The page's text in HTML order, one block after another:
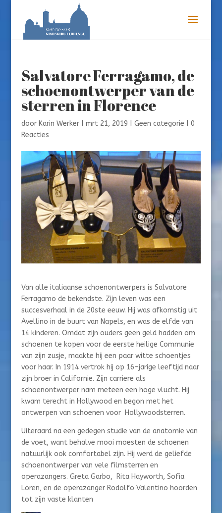
Salvatore Ferragamo, de
schoenontwerper van de
sterren in Florence
door Karin Werker| mrt 21, 2019 Geen categorie
0
Reacties
Van alle italiaanse schoenontwerpers is Salvatore
Ferragamo de bekendste. Zijn leven was een
succesverhaal in de 20ste eeuw. Hij was afkomstig uit
Avellino in de buurt van Napels, en was de elfde van
14 kinderen. Omdat zijn ouders geen geld hadden om
schoenen te kopen voor de eerste heilige Communie
van zijn zusje, maakte hij een paar witte schoentjes
voor haar. In 1914 vertrok hij op 16-jarige leeftijd naar
zijn broer in Californie. Zijn carriere als
schoenontwerper nam meteen een hoge vlucht. Hij
kwam terecht in Hollywood en begon met het
ontwerpen van schoenen voor Hollywoodsterren.
Uiteraard na een gedegen studie van de anatomie van
de voet, want behalve mooi moesten de schoenen
natuurlijk ook comfortabel zijn. Hij werd de geliefde
schoenontwerper van vele filmsterren en
operazangers. Greta Garbo, Rita Hayworth, Sofia
Loren, en de operazanger Rodolfo Valentino hoorden
tot zijn vaste klanten